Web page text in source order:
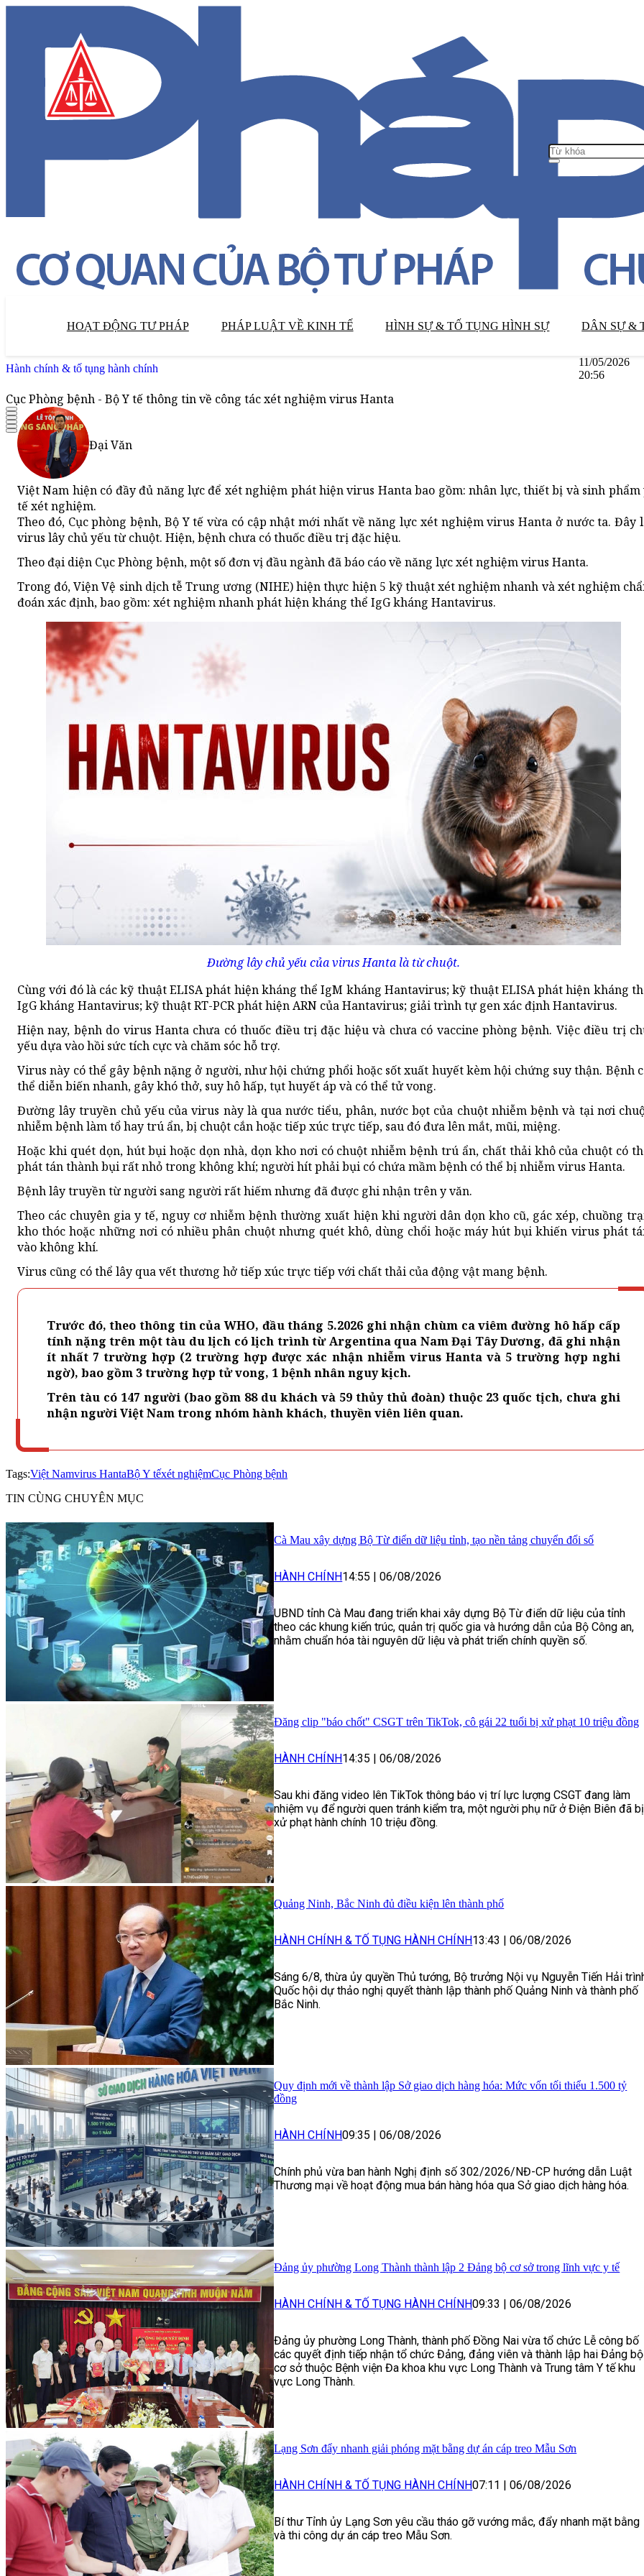
HOẠT ĐỘNG TƯ PHÁP PHÁP LUẬT VỀ KINH TẾ HÌNH SỰ & TỐ TỤNG HÌNH SỰ DÂN SỰ &
Hành chính & tố tụng hành chính
11/05/2026
20:56
Cục Phòng bệnh - Bộ Y tế thông tin về công tác xét nghiệm virus Hanta
Đại Văn
Việt Nam hiện có đầy đủ năng lực để xét nghiệm phát hiện virus Hanta bao gồm: nhân lực, thiết bị và sinh phẩm
tế xét nghiệm.
Theo đó, Cục phòng bệnh, Bộ Y tế vừa có cập nhật mới nhất về năng lực xét nghiệm virus Hanta ở nước ta. Đây
virus lây chủ yếu từ chuột. Hiện, bệnh chưa có thuốc điều trị đặc hiệu.
Theo đại diện Cục Phòng bệnh, một số đơn vị đầu ngành đã báo cáo về năng lực xét nghiệm virus Hanta.
Trong đó, Viện Vệ sinh dịch tễ Trung ương (NIHE) hiện thực hiện 5 kỹ thuật xét nghiệm nhanh và xét nghiệm
đoán xác định, bao gồm: xét nghiệm nhanh phát hiện kháng thể IgG kháng Hantavirus.
Đường lây chủ yếu của virus Hanta là từ chuột.
Cùng với đó là các kỹ thuật ELISA phát hiện kháng thể IgM kháng Hantavirus; kỹ thuật ELISA phát hiện kháng
IgG kháng Hantavirus; kỹ thuật RT-PCR phát hiện ARN của Hantavirus; giải trình tự gen xác định Hantavirus.
Hiện nay, bệnh do virus Hanta chưa có thuốc điều trị đặc hiệu và chưa có vaccine phòng bệnh. Việc điều trị
yếu dựa vào hồi sức tích cực và chăm sóc hỗ trợ.
Virus này có thể gây bệnh nặng ở người, như hội chứng phổi hoặc sốt xuất huyết kèm hội chứng suy thận. Bệnh
thể diễn biến nhanh, gây khó thở, suy hô hấp, tụt huyết áp và có thể tử vong.
Đường lây truyền chủ yếu của virus này là qua nước tiểu, phân, nước bọt của chuột nhiễm bệnh và tại nơi
nhiễm bệnh làm tổ hay trú ẩn, bị chuột cắn hoặc tiếp xúc trực tiếp, sau đó đưa lên mắt, mũi, miệng.
Hoặc khi quét dọn, hút bụi hoặc dọn nhà, dọn kho nơi có chuột nhiễm bệnh trú ẩn, chất thải khô của chuột có
phát tán thành bụi rất nhỏ trong không khí; người hít phải bụi có chứa mầm bệnh có thể bị nhiễm virus Hanta.
Bệnh lây truyền từ người sang người rất hiếm nhưng đã được ghi nhận trên y văn.
Theo các chuyên gia y tế, nguy cơ nhiễm bệnh thường xuất hiện khi người dân dọn kho cũ, gác xép, chuồng
kho thóc hoặc những nơi có nhiều phân chuột nhưng quét khô, dùng chổi hoặc máy hút bụi khiến virus phát
vào không khí.
Virus cũng có thể lây qua vết thương hở tiếp xúc trực tiếp với chất thải của động vật mang bệnh.
Trước đó, theo thông tin của WHO, đầu tháng 5.2026 ghi nhận chùm ca viêm đường hô hấp cấp
tính nặng trên một tàu du lịch có lịch trình từ Argentina qua Nam Đại Tây Dương, đã ghi nhận
ít nhất 7 trường hợp (2 trường hợp được xác nhận nhiễm virus Hanta và 5 trường hợp nghi
ngờ), bao gồm 3 trường hợp tử vong, 1 bệnh nhân nguy kịch.
Trên tàu có 147 người (bao gồm 88 du khách và 59 thủy thủ đoàn) thuộc 23 quốc tịch, chưa ghi
nhận người Việt Nam trong nhóm hành khách, thuyền viên liên quan.
Tags:Việt Namvirus HantaBộ Y tếxét nghiệmCục Phòng bệnh
TIN CÙNG CHUYÊN MỤC
Cà Mau xây dựng Bộ Từ điển dữ liệu tỉnh, tạo nền tảng chuyển đổi số
HÀNH CHÍNH14:55 06/08/2026
UBND tỉnh Cà Mau đang triển khai xây dựng Bộ Từ điển dữ liệu của tỉnh
theo các khung kiến trúc, quản trị quốc gia và hướng dẫn của Bộ Công an,
nhằm chuẩn hóa tài nguyên dữ liệu và phát triển chính quyền số.
Đăng clip "báo chốt" CSGT trên TikTok, cô gái 22 tuổi bị xử phạt 10 triệu đồng
HÀNH CHÍNH14:35 | 06/08/2026
Sau khi đăng video lên TikTok thông báo vị trí lực lượng CSGT đang làm
nhiệm vụ để người quen tránh kiểm tra, một người phụ nữ ở Điện Biên đã bị
xử phạt hành chính 10 triệu đồng.
Quảng Ninh, Bắc Ninh đủ điều kiện lên thành phố
HÀNH CHÍNH & TỐ TỤNG HÀNH CHÍNH13:43 | 06/08/2026
Sáng 6/8, thừa ủy quyền Thủ tướng, Bộ trưởng Nội vụ Nguyễn Tiến Hải
Quốc hội dự thảo nghị quyết thành lập thành phố Quảng Ninh và thành phố
Bắc Ninh.
Quy định mới về thành lập Sở giao dịch hàng hóa: Mức vốn tối thiểu 1.500 tỷ
đồng
HÀNH CHÍNH09:35 | 06/08/2026
Chính phủ vừa ban hành Nghị định số 302/2026/NĐ-CP hướng dẫn Luật
Thương mại về hoạt động mua bán hàng hóa qua Sở giao dịch hàng hóa.
Đảng ủy phường Long Thành thành lập 2 Đảng bộ cơ sở trong lĩnh vực y tế
HÀNH CHÍNH & TỐ TỤNG HÀNH CHÍNH09:33 | 06/08/2026
Đảng ủy phường Long Thành, thành phố Đồng Nai vừa tổ chức Lễ công bố
các quyết định tiếp nhận tổ chức Đảng, đảng viên và thành lập hai Đảng bộ
cơ sở thuộc Bệnh viện Đa khoa khu vực Long Thành và Trung tâm Y tế khu
vực Long Thành.
Lạng Sơn đẩy nhanh giải phóng mặt bằng dự án cáp treo Mẫu Sơn
HÀNH CHÍNH & TỐ TỤNG HÀNH CHÍNH07:11 06/08/2026
Bí thư Tỉnh ủy Lạng Sơn yêu cầu tháo gỡ vướng mắc, đẩy nhanh mặt bằng
và thi công dự án cáp treo Mẫu Sơn.